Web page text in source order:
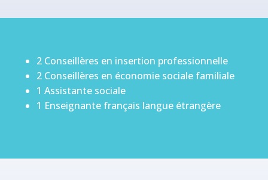
2 Conseillères en insertion professionnelle
2 Conseillères en économie sociale familiale
1 Assistante sociale
1 Enseignante français langue étrangère